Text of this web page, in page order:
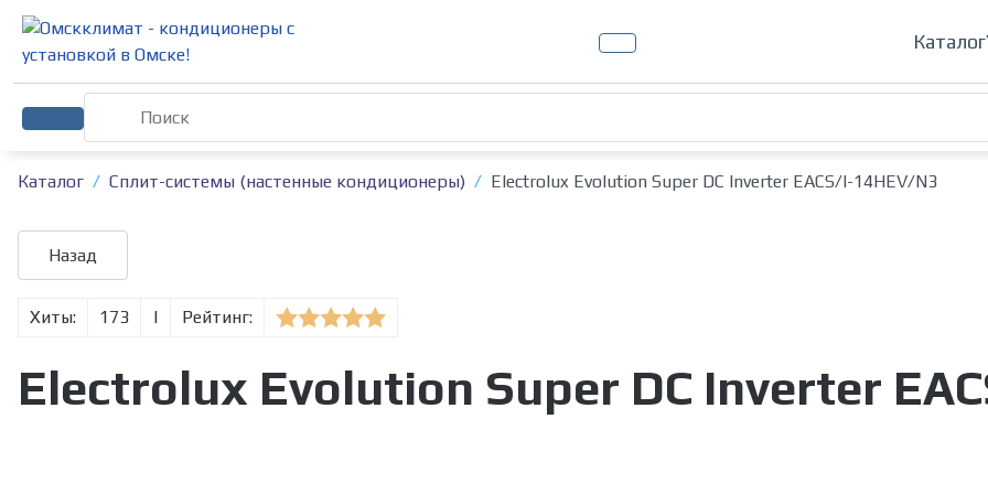
Каталог
Каталог Сплит-системы (настенные кондиционеры) Electrolux Evolution Super DC Inverter EACS/I-14HEV/N3
Хиты: 173 | Рейтинг:
Electrolux Evolution Super DC Inverter